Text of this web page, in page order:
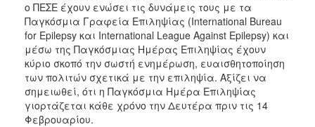
ο ΠΕΣΕ έχουν ενώσει τις δυνάμεις τους με τα
Παγκόσμια Γραφεία Επιληψίας (International Bureau
for Epilepsy και International League Against Epilepsy) και
μέσω της Παγκόσμιας Ημέρας Επιληψίας έχουν
κύριο σκοπό την σωστή ενημέρωση, ευαισθητοποίηση
των πολιτών σχετικά με την επιληψία. Αξίζει να
σημειωθεί, ότι η Παγκόσμια Ημέρα Επιληψίας
γιορτάζεται κάθε χρόνο την Δευτέρα πριν τις 14
Φεβρουαρίου.